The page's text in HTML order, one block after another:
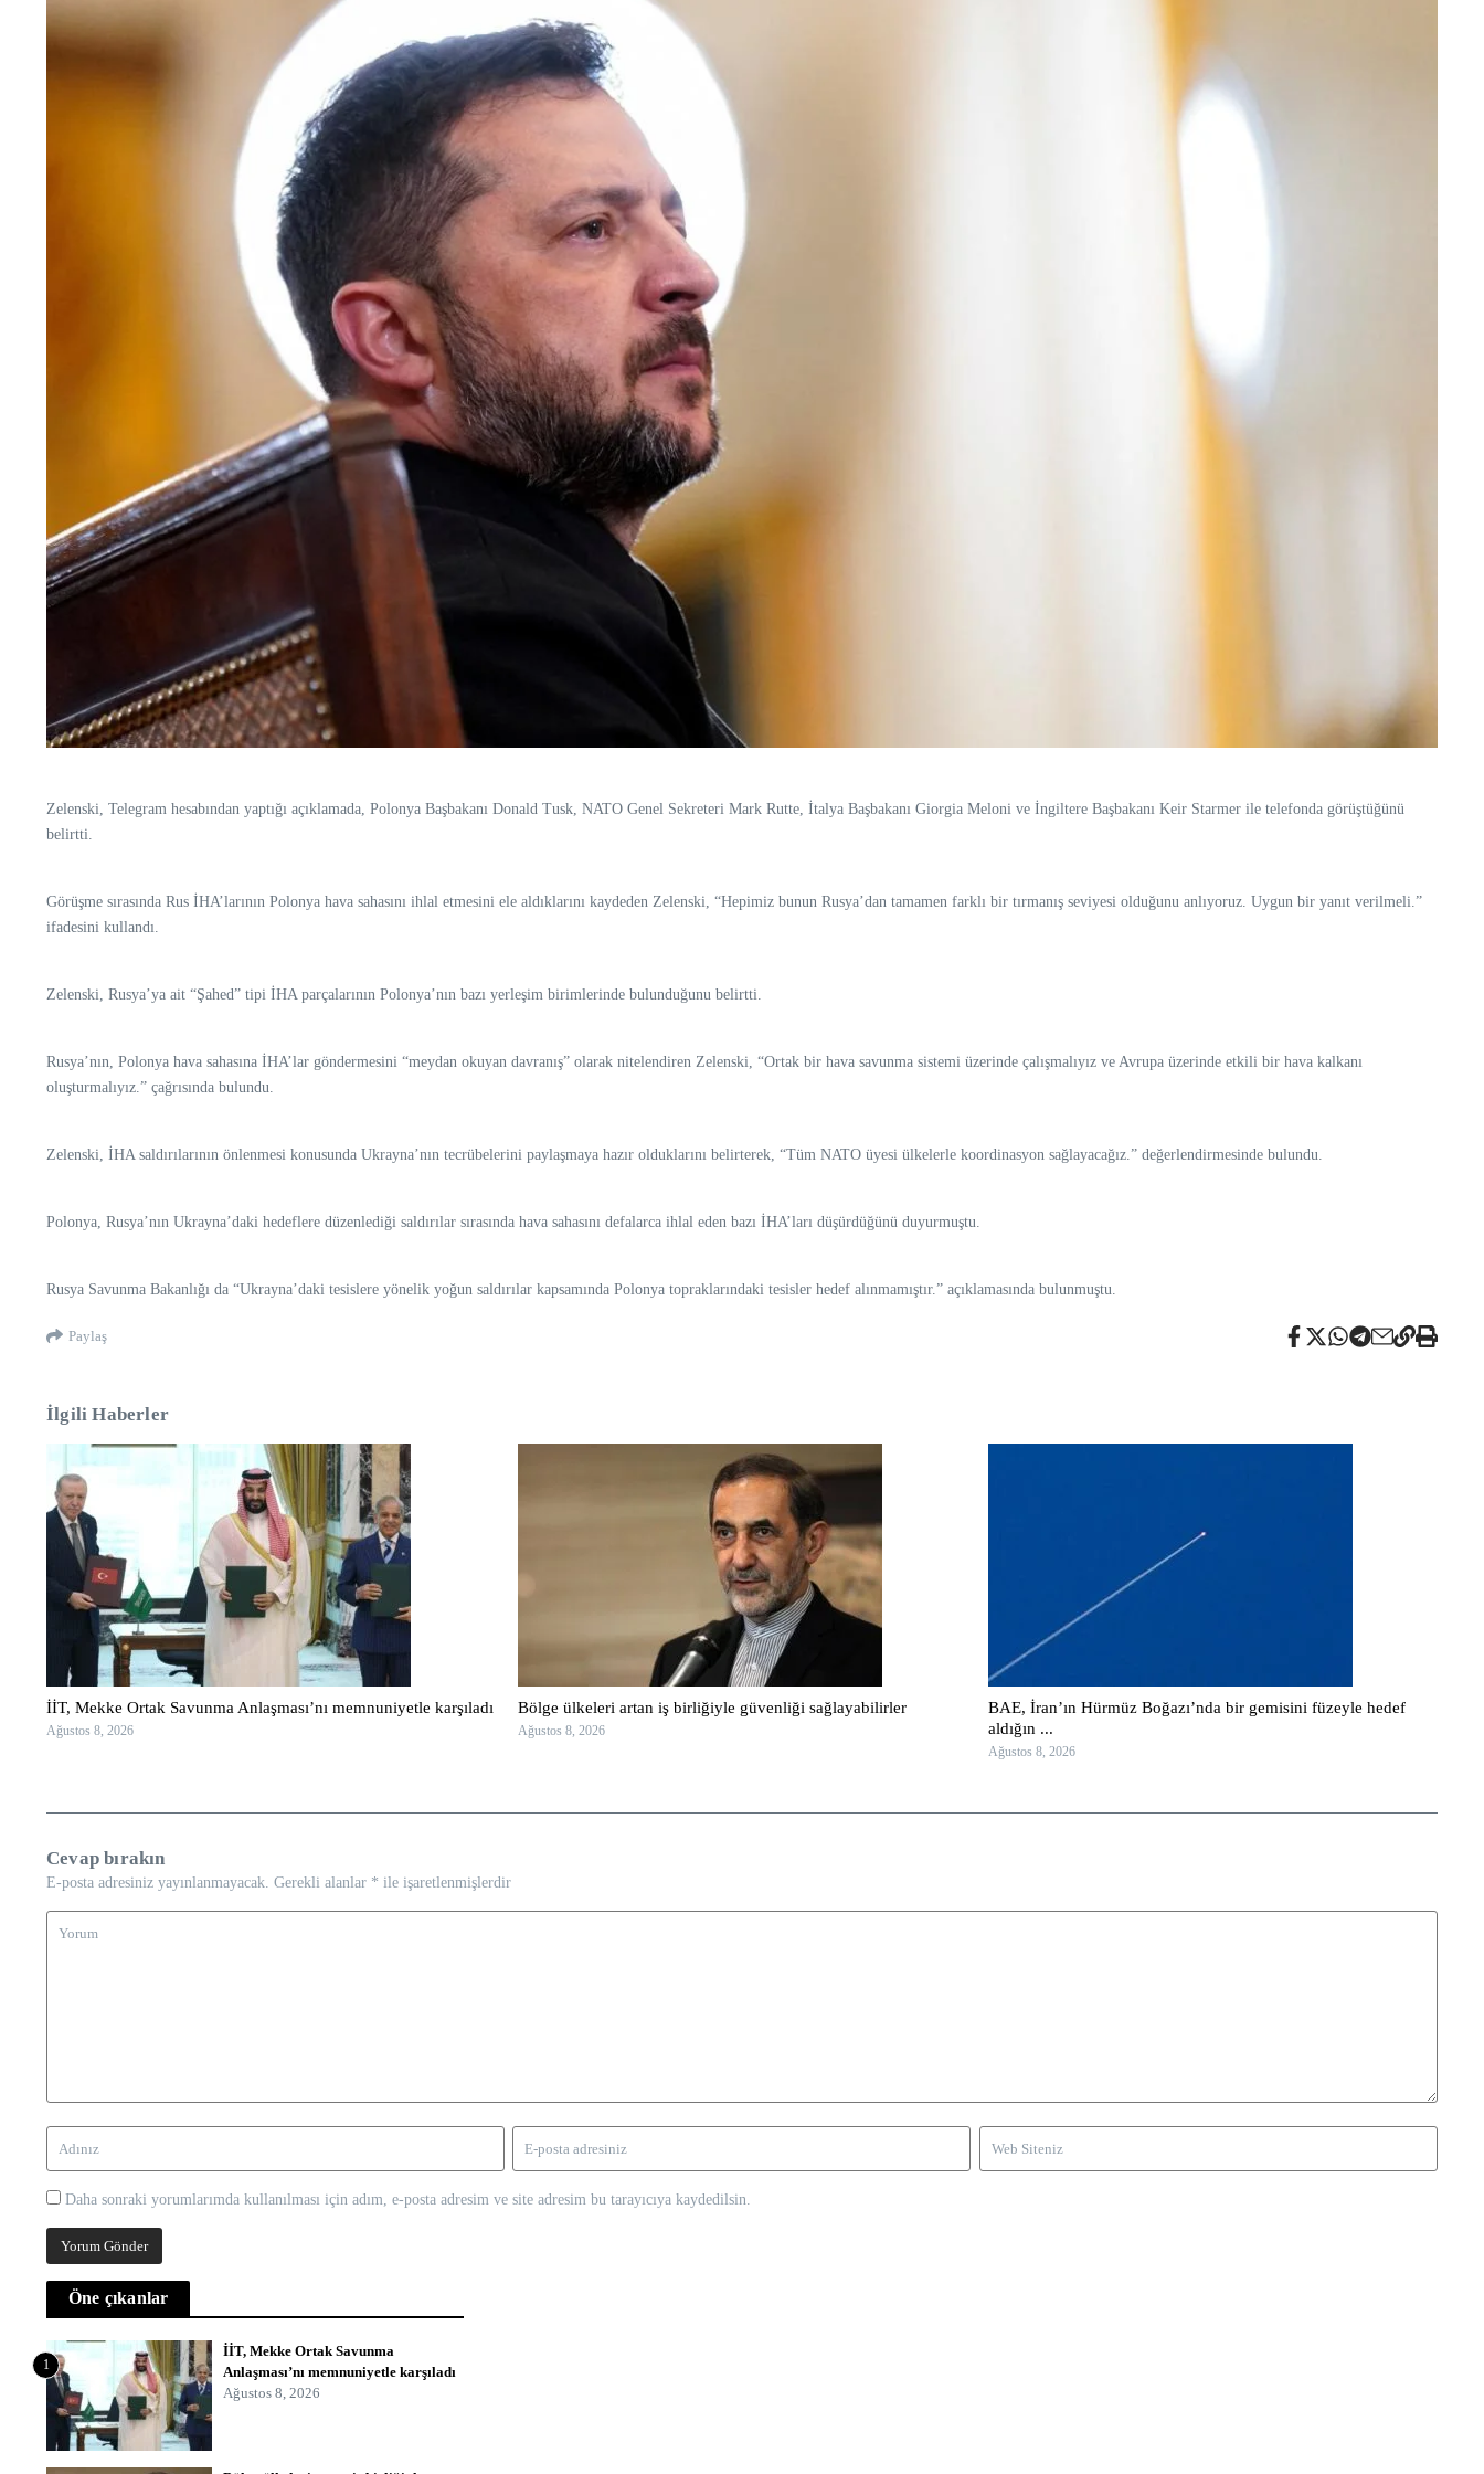
Zelenski, Telegram hesabından yaptığı açıklamada, Polonya Başbakanı Donald Tusk, NATO Genel Sekreteri Mark Rutte, İtalya Başbakanı Giorgia Meloni ve İngiltere Başbakanı Keir Starmer ile telefonda görüştüğünü
belirtti.
Görüşme sırasında Rus İHA’larının Polonya hava sahasını ihlal etmesini ele aldıklarını kaydeden Zelenski, “Hepimiz bunun Rusya’dan tamamen farklı bir tırmanış seviyesi olduğunu anlıyoruz. Uygun bir yanıt verilmeli.”
ifadesini kullandı.
Zelenski, Rusya’ya ait “Şahed” tipi İHA parçalarının Polonya’nın bazı yerleşim birimlerinde bulunduğunu belirtti.
Rusya’nın, Polonya hava sahasına İHA’lar göndermesini “meydan okuyan davranış” olarak nitelendiren Zelenski, “Ortak bir hava savunma sistemi üzerinde çalışmalıyız ve Avrupa üzerinde etkili bir hava kalkanı
oluşturmalıyız.” çağrısında bulundu.
Zelenski, İHA saldırılarının önlenmesi konusunda Ukrayna’nın tecrübelerini paylaşmaya hazır olduklarını belirterek, “Tüm NATO üyesi ülkelerle koordinasyon sağlayacağız.” değerlendirmesinde bulundu.
Polonya, Rusya’nın Ukrayna’daki hedeflere düzenlediği saldırılar sırasında hava sahasını defalarca ihlal eden bazı İHA’ları düşürdüğünü duyurmuştu.
Rusya Savunma Bakanlığı da “Ukrayna’daki tesislere yönelik yoğun saldırılar kapsamında Polonya topraklarındaki tesisler hedef alınmamıştır.” açıklamasında bulunmuştu.
Paylaş
İlgili Haberler
İİT, Mekke Ortak Savunma Anlaşması’nı memnuniyetle karşıladı
Ağustos 8, 2026
Bölge ülkeleri artan iş birliğiyle güvenliği sağlayabilirler
Ağustos 8, 2026
BAE, İran’ın Hürmüz Boğazı’nda bir gemisini füzeyle hedef
aldığın ...
Ağustos 8, 2026
Cevap bırakın
E-posta adresiniz yayınlanmayacak. Gerekli alanlar * ile işaretlenmişlerdir
Daha sonraki yorumlarımda kullanılması için adım, e-posta adresim ve site adresim bu tarayıcıya kaydedilsin.
Öne çıkanlar
1
İİT, Mekke Ortak Savunma
Anlaşması’nı memnuniyetle karşıladı
Ağustos 8, 2026